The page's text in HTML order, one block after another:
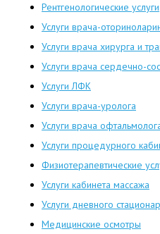
Рентгенологические услуги
Услуги врача-
Услуги врача хирурга и
Услуги врача сердечно-
Услуги ЛФК
Услуги врача-уролога
Услуги врача
Услуги процедурного
Физиотерапевтические
Услуги кабинета массажа
Услуги дневного
Медицинские осмотры